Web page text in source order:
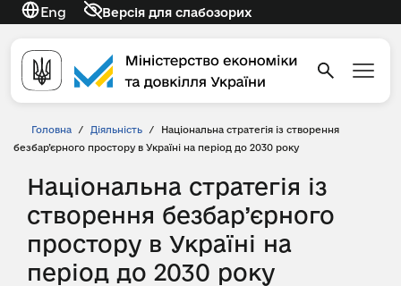
Eng Версія для слабозорих
Головна / Діяльність /
Національна стратегія із створення
безбар’єрного простору в Україні на період до 2030 року
Національна стратегія із
створення безбар’єрного
простору в Україні на
період до 2030 року